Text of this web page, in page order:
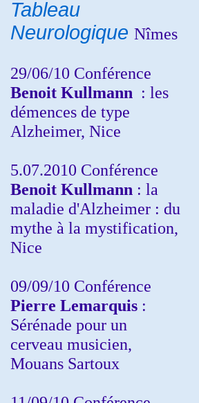
Tableau
Neurologique Nîmes
29/06/10 Conférence
Benoit Kullmann : les
démences de type
Alzheimer, Nice
5.07.2010 Conférence
Benoit Kullmann : la
maladie d'Alzheimer : du
mythe à la mystification,
Nice
09/09/10 Conférence
Pierre Lemarquis :
Sérénade pour un
cerveau musicien,
Mouans Sartoux